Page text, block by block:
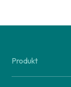
Produkt